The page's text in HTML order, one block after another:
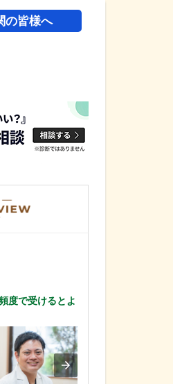
の皆様へ
度で受けるとよ